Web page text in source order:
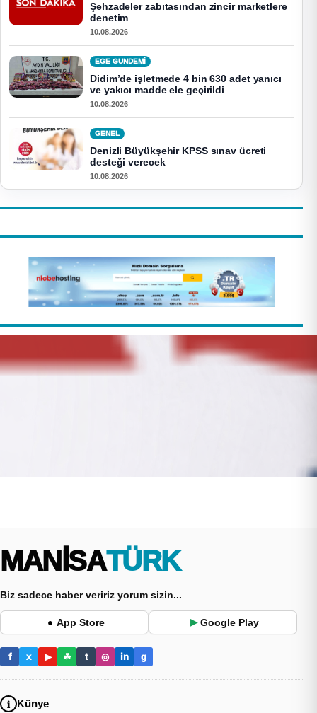
Şehzadeler zabıtasından zincir marketlere
denetim
10.08.2026
EGE GUNDEMİ
Didim’de işletmede 4 bin 630 adet yanıcı
ve yakıcı madde ele geçirildi
10.08.2026
GENEL
Denizli Büyükşehir KPSS sınav ücreti
desteği verecek
10.08.2026
MANİSA TÜRK
Biz sadece haber veririz yorum sizin...
● App Store ▶ Google Play
f x ▶ ☘ t ◎ in g
Künye